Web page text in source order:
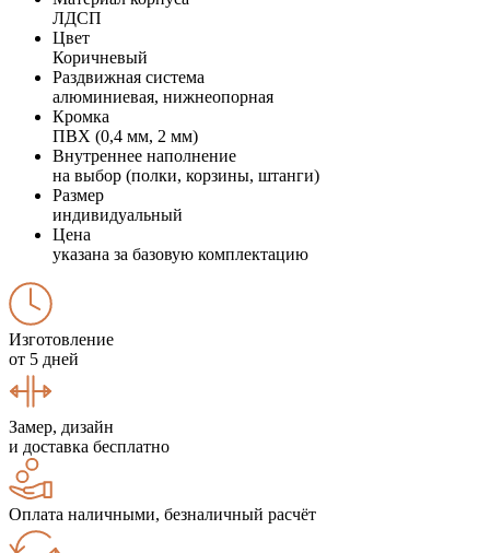
ЛДСП
Цвет
Коричневый
Раздвижная система
алюминиевая, нижнеопорная
Кромка
ПВХ (0,4 мм, 2 мм)
Внутреннее наполнение
на выбор (полки, корзины, штанги)
Размер
индивидуальный
Цена
указана за базовую комплектацию
Изготовление
от 5 дней
Замер, дизайн
и доставка бесплатно
Оплата наличными, безналичный расчёт